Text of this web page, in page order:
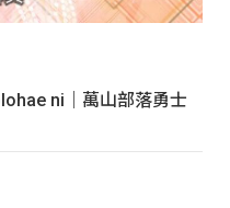
ni｜萬山部落勇士